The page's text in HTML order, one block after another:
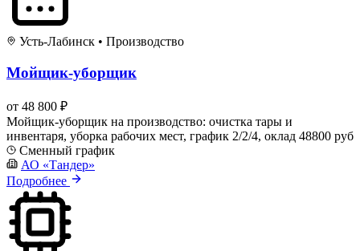
Усть-Лабинск • Производство
Мойщик-уборщик
от 48 800 ₽
Мойщик-уборщик на производство: очистка тары и
инвентаря, уборка рабочих мест, график 2/2/4, оклад 48800 руб
Сменный график
АО «Тандер»
Подробнее